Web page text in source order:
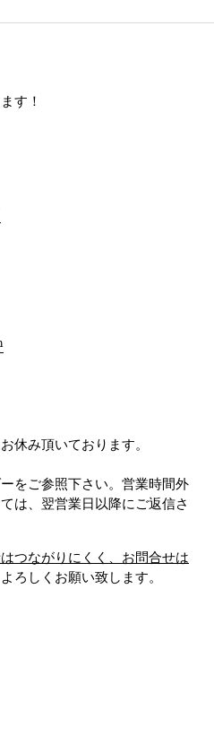
す！
休み頂いております。
をご参照下さい。営業時間外
は、翌営業日以降にご返信さ
つながりにくく、お問合せは
ろしくお願い致します。